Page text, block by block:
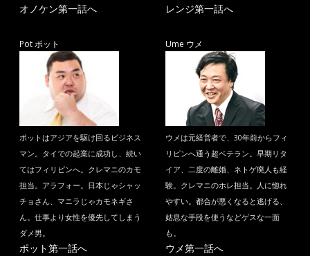
オノケン第一話へ レンジ第一話へ
Pot ポット
ポットはアジアを駆け回るビジネス
マン。タイでの起業に成功し、続い
てはフィリピンへ。クレマニのカモ
担当。アラフォー。日本じゃシャッ
チョさん、マニラじゃカモネギさ
ん。仕事より女性を優先してしまう
ダメ男。
ポット第一話へ
Ume ウメ
ウメは元経営者で、30年前からフィ
リピンへ通う超ベテラン。早期リタ
イア、二度の離婚、ネトゲ廃人も経
験。クレマニのホレ担当。人に惚れ
やすい。都合が悪くなると逃げる、
姑息な手段を使うなどゲスな一面
も。
ウメ第一話へ